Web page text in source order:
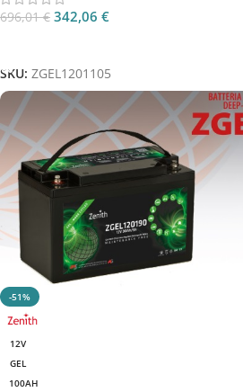
696,01€ 342,06 €
SKU: ZGEL1201105
-51%
12V
GEL
100AH